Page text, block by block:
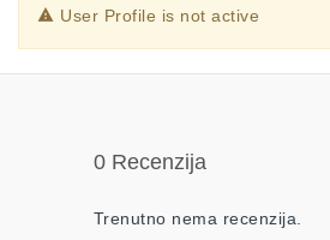
User Profile is not active
0 Recenzija
Trenutno nema recenzija.